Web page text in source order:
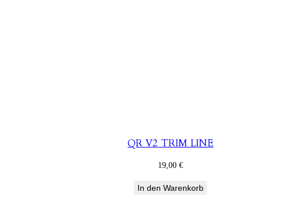
QR V2 TRIM LINE
19,00€
In den Warenkorb